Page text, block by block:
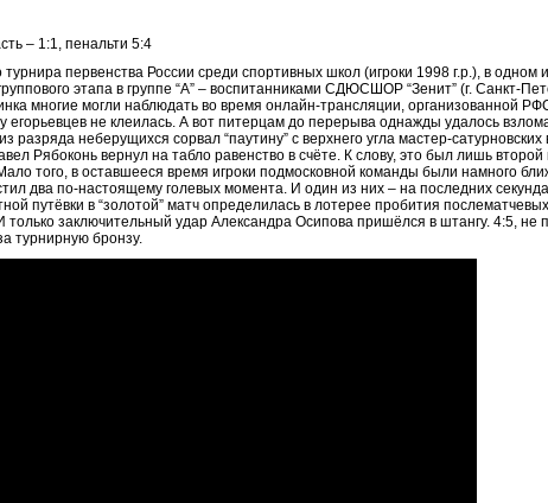
– 1:1, пенальти 5:4
первенства России среди спортивных школ (игроки 1998 г.р.), в одном
этапа в группе “А” – воспитанниками СДЮСШОР “Зенит” (г. Санкт-
многие могли наблюдать во время онлайн-трансляции, организованной
егорьевцев не клеилась. А вот питерцам до перерыва однажды удалось
неберущихся сорвал “паутину” с верхнего угла мастер-сатурновских
Рябоконь вернул на табло равенство в счёте. К слову, это был лишь второй
того, в оставшееся время игроки подмосковной команды были намного
два по-настоящему голевых момента. И один из них – на последних
путёвки в “золотой” матч определилась в лотерее пробития
заключительный удар Александра Осипова пришёлся в штангу. 4:5, не
турнирную бронзу.